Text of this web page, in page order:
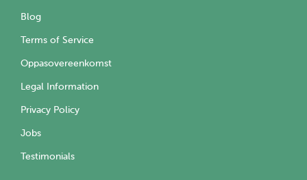
Blog
Terms of Service
Oppasovereenkomst
Legal Information
Privacy Policy
Jobs
Testimonials